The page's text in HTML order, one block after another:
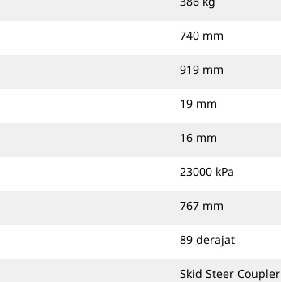
740 mm
919 mm
19 mm
16 mm
23000 kPa
767 mm
89 derajat
Skid Steer Coupler